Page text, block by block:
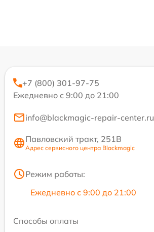
+7 (800) 301-97-75
Ежедневно с 9:00 до 21:00
info@blackmagic-repair-center.ru
Павловский тракт, 251В
Адрес сервисного центра Blackmagic
Режим работы:
Ежедневно с 9:00 до 21:00
Способы оплаты